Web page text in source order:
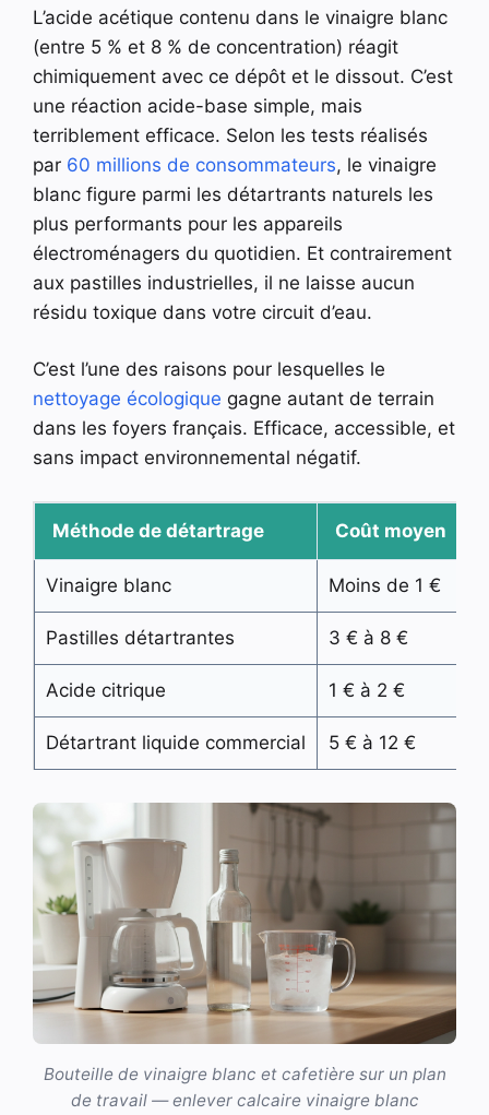
L’acide acétique contenu dans le vinaigre blanc
(entre 5 % et 8 % de concentration) réagit
chimiquement avec ce dépôt et le dissout. C’est
une réaction acide-base simple, mais
terriblement efficace. Selon les tests réalisés
par 60 millions de consommateurs, le vinaigre
blanc figure parmi les détartrants naturels les
plus performants pour les appareils
électroménagers du quotidien. Et contrairement
aux pastilles industrielles, il ne laisse aucun
résidu toxique dans votre circuit d’eau.
C’est l’une des raisons pour lesquelles le
nettoyage écologique gagne autant de terrain
dans les foyers français. Efficace, accessible, et
sans impact environnemental négatif.
Méthode de détartrage Coût moyen
Vinaigre blanc Moins de 1 €
Pastilles détartrantes 3 € à 8 €
Acide citrique 1 € à 2 €
Détartrant liquide commercial 5 € à 12 €
Bouteille de vinaigre blanc et cafetière sur un plan
de travail — enlever calcaire vinaigre blanc